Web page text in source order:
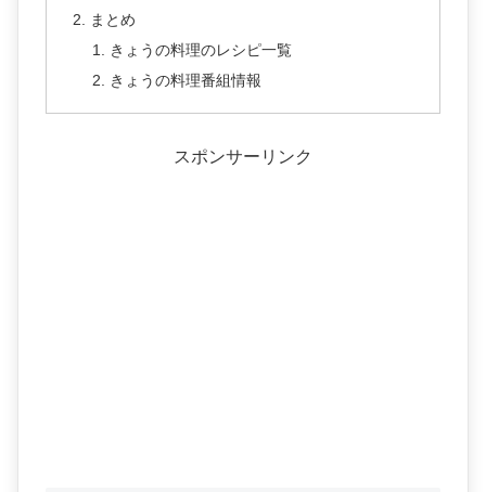
まとめ
きょうの料理のレシピ一覧
きょうの料理番組情報
スポンサーリンク